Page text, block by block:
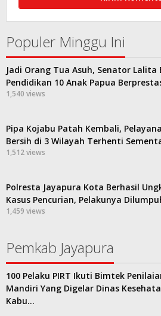
Populer Minggu Ini
Jadi Orang Tua Asuh, Senator Lalita
Pendidikan 10 Anak Papua
1,540 views
Pipa Kojabu Patah Kembali,
Bersih di 3 Wilayah Terhenti
1,512 views
Polresta Jayapura Kota Berhasil
Kasus Pencurian, Pelakunya
1,459 views
Pemkab Jayapura
100 Pelaku PIRT Ikuti Bimtek
Mandiri Yang Digelar Dinas
Kabu…